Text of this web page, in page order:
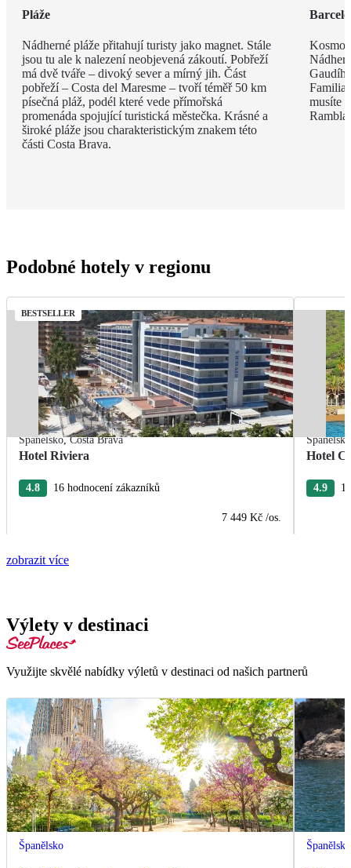
Pláže
Nádherné pláže přitahují turisty jako magnet. Stále
jsou tu ale k nalezení neobjevená zákoutí. Pobřeží
má dvě tváře – divoký sever a mírný jih. Část
pobřeží – Costa del Maresme – tvoří téměř 50 km
písečná pláž, podél které vede přímořská
promenáda spojující turistická městečka. Krásné a
široké pláže jsou charakteristickým znakem této
části Costa Brava.
Familia
musíte
Podobné hotely v regionu
BESTSELLER
Španělsko,Costa Brava
Hotel Riviera
4.8 16 hodnocení zákazníků
7 449 Kč /os.
Španělsko
Hotel
4.9
zobrazit více
Výlety v destinaci
Využijte skvělé nabídky výletů v destinaci od našich partnerů
Španělsko Španělsko